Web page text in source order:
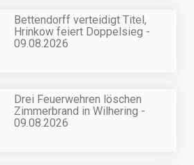
Bettendorff verteidigt Titel,
Hrinkow feiert Doppelsieg -
09.08.2026
Drei Feuerwehren löschen
Zimmerbrand in Wilhering -
09.08.2026